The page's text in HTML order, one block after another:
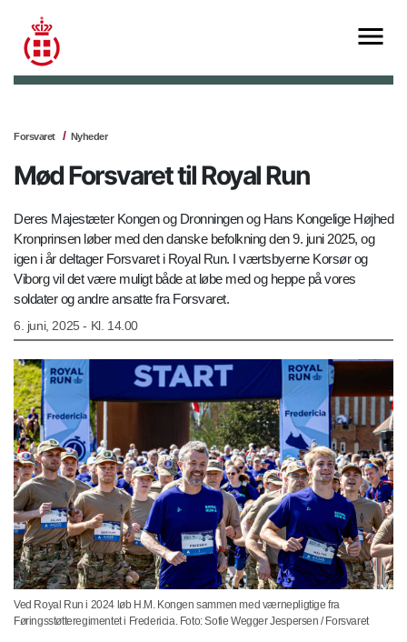
Forsvaret Nyheder
Mød Forsvaret til Royal Run
Deres Majestæter Kongen og Dronningen og Hans Kongelige Højhed
Kronprinsen løber med den danske befolkning den 9. juni 2025, og
igen i år deltager Forsvaret i Royal Run. I værtsbyerne Korsør og
Viborg vil det være muligt både at løbe med og heppe på vores
soldater og andre ansatte fra Forsvaret.
6. juni, 2025 - Kl. 14.00
Ved Royal Run i 2024 løb H.M. Kongen sammen med værnepligtige fra
Føringsstøtteregimentet i Fredericia. Foto: Sofie Wegger Jespersen / Forsvaret